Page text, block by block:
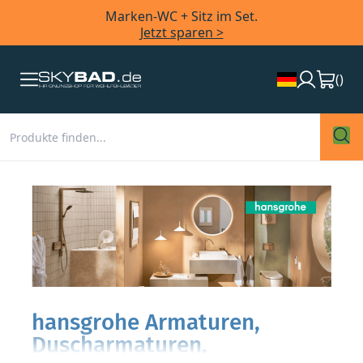
Marken-WC + Sitz im Set.
Jetzt sparen >
()
hansgrohe Armaturen,
Duscharmaturen,